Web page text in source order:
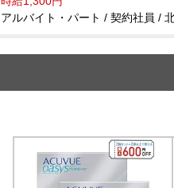
アルバイト・パート / 契約社員 /